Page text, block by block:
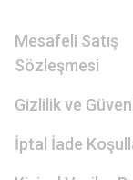
Mesafeli Satış
Sözleşmesi
Gizlilik ve
İptal İade